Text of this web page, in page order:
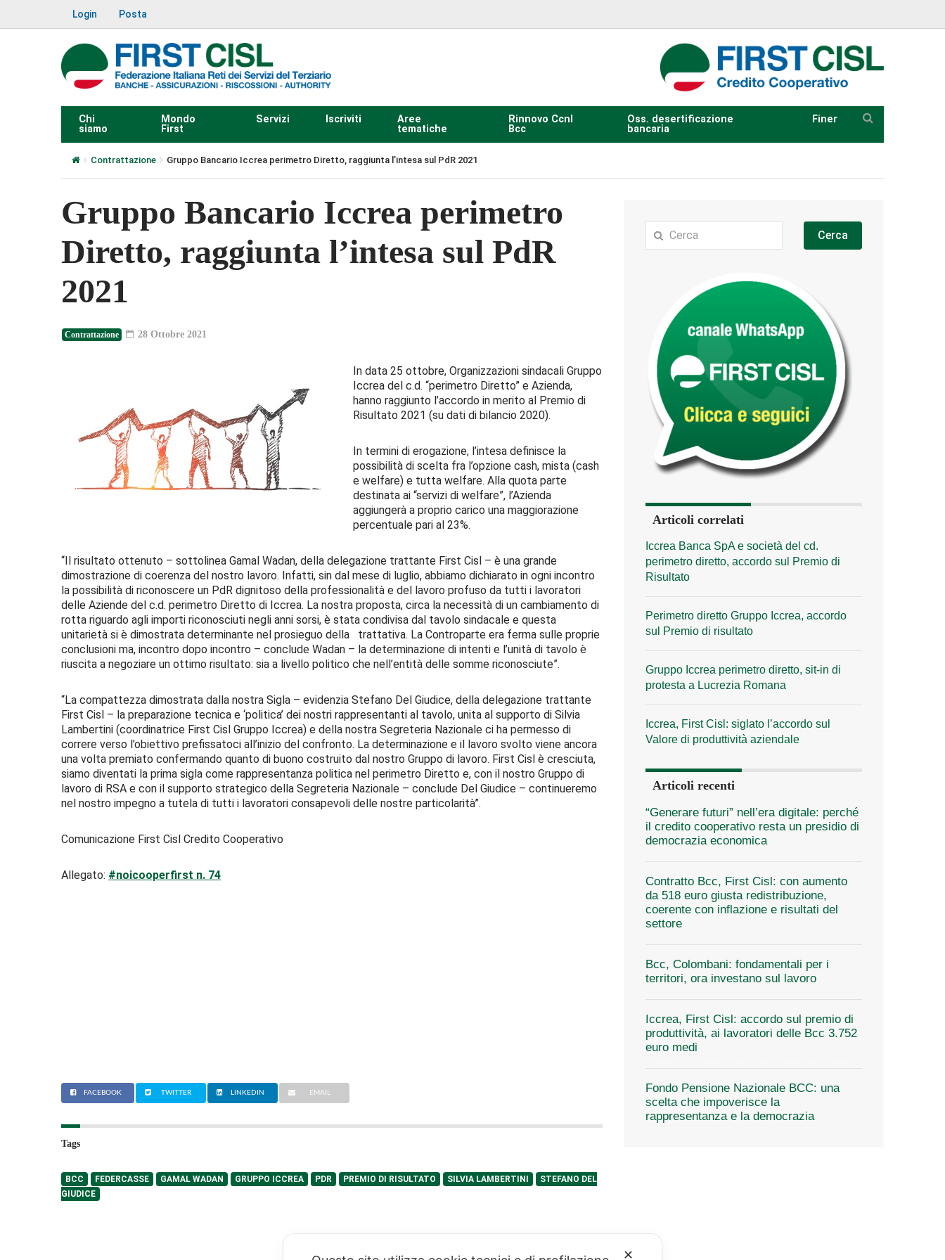
Login Posta
Chi
siamo
Mondo
First
Servizi Iscriviti
Aree
tematiche
Rinnovo Ccnl
Bcc
Oss. desertificazione
bancaria
Finer
Contrattazione Gruppo Bancario Iccrea perimetro Diretto, raggiunta l’intesa sul PdR 2021
Gruppo Bancario Iccrea perimetro
Diretto, raggiunta l’intesa sul PdR
2021
Contrattazione 28 Ottobre 2021
In data 25 ottobre, Organizzazioni sindacali Gruppo
Iccrea del c.d. “perimetro Diretto” e Azienda,
hanno raggiunto l’accordo in merito al Premio di
Risultato 2021 (su dati di bilancio 2020).
In termini di erogazione, l’intesa definisce la
possibilità di scelta fra l’opzione cash, mista (cash
e welfare) e tutta welfare. Alla quota parte
destinata ai “servizi di welfare”, l’Azienda
aggiungerà a proprio carico una maggiorazione
percentuale pari al 23%.
“Il risultato ottenuto – sottolinea Gamal Wadan, della delegazione trattante First Cisl – è una grande
dimostrazione di coerenza del nostro lavoro. Infatti, sin dal mese di luglio, abbiamo dichiarato in ogni incontro
la possibilità di riconoscere un PdR dignitoso della professionalità e del lavoro profuso da tutti i lavoratori
delle Aziende del c.d. perimetro Diretto di Iccrea. La nostra proposta, circa la necessità di un cambiamento di
rotta riguardo agli importi riconosciuti negli anni sorsi, è stata condivisa dal tavolo sindacale e questa
unitarietà si è dimostrata determinante nel prosieguo della trattativa. La Controparte era ferma sulle proprie
conclusioni ma, incontro dopo incontro – conclude Wadan – la determinazione di intenti e l’unità di tavolo è
riuscita a negoziare un ottimo risultato: sia a livello politico che nell’entità delle somme riconosciute”.
“La compattezza dimostrata dalla nostra Sigla – evidenzia Stefano Del Giudice, della delegazione trattante
First Cisl – la preparazione tecnica e ‘politica’ dei nostri rappresentanti al tavolo, unita al supporto di Silvia
Lambertini (coordinatrice First Cisl Gruppo Iccrea) e della nostra Segreteria Nazionale ci ha permesso di
correre verso l’obiettivo prefissatoci all’inizio del confronto. La determinazione e il lavoro svolto viene ancora
una volta premiato confermando quanto di buono costruito dal nostro Gruppo di lavoro. First Cisl è cresciuta,
siamo diventati la prima sigla come rappresentanza politica nel perimetro Diretto e, con il nostro Gruppo di
lavoro di RSA e con il supporto strategico della Segreteria Nazionale – conclude Del Giudice – continueremo
nel nostro impegno a tutela di tutti i lavoratori consapevoli delle nostre particolarità”.
Comunicazione First Cisl Credito Cooperativo
Allegato: #noicooperfirst n. 74
FACEBOOK TWITTER LINKEDIN EMAIL
Tags
BCC FEDERCASSE GAMAL WADAN GRUPPO ICCREA PDR PREMIO DI RISULTATO SILVIA LAMBERTINI
STEFANO DEL
GIUDICE
Cerca
Articoli correlati
Iccrea Banca SpA e società del cd.
perimetro diretto, accordo sul Premio di
Risultato
Perimetro diretto Gruppo Iccrea, accordo
sul Premio di risultato
Gruppo Iccrea perimetro diretto, sit-in di
protesta a Lucrezia Romana
Iccrea, First Cisl: siglato l’accordo sul
Valore di produttività aziendale
Articoli recenti
“Generare futuri” nell’era digitale: perché
il credito cooperativo resta un presidio di
democrazia economica
Contratto Bcc, First Cisl: con aumento
da 518 euro giusta redistribuzione,
coerente con inflazione e risultati del
settore
Bcc, Colombani: fondamentali per i
territori, ora investano sul lavoro
Iccrea, First Cisl: accordo sul premio di
produttività, ai lavoratori delle Bcc 3.752
euro medi
Fondo Pensione Nazionale BCC: una
scelta che impoverisce la
rappresentanza e la democrazia
✕